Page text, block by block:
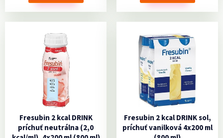
Fresubin 2 kcal DRINK
príchuť neutrálna (2,0
Fresubin 2 kcal DRINK sol,
príchuť vanilková 4x200 ml